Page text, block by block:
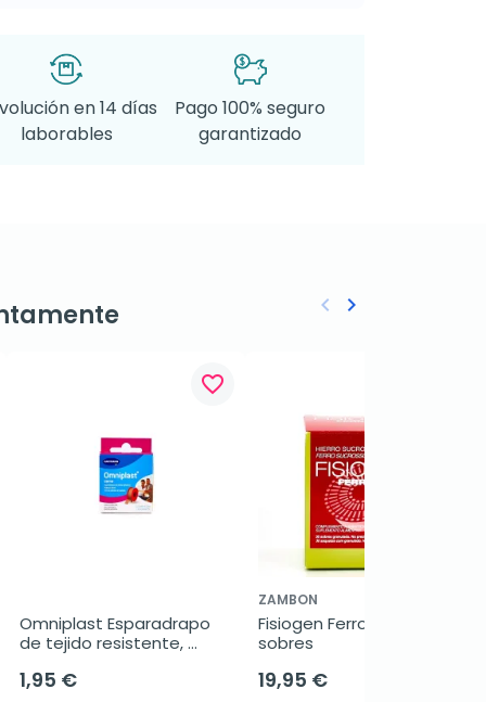
en 14 días
laborables
Pago 100% seguro
garantizado
favorite_border
Omniplast Esparadrapo
de tejido resistente,
1,95 €
ZAMBON
Fisiogen Ferro Forte, 30
sobres
19,95 €
Anterior
keyboard_arrow_left Siguiente
keyboard_arrow_right